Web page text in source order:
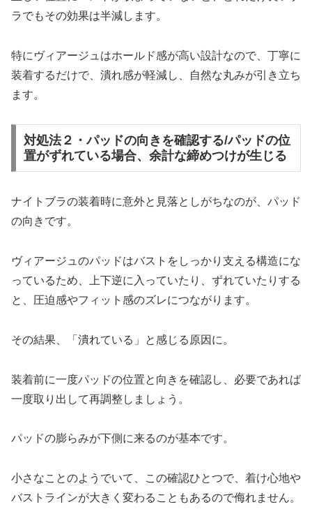
ラでもその効果は半減します。
特にヴィアージュはホールド感が高い設計なので、丁寧に
装着するだけで、潰れ感が軽減し、自然な丸みが引き立ち
ます。
対処法２・パッドの向きを確認する/パッドの位
置がずれている場合、余計な締めつけが生じる
ナイトブラの装着時に意外と見落としがちなのが、パッド
の向きです。
ヴィアージュのパッドはバストをしっかり支える構造にな
っているため、上下逆に入っていたり、ずれていたりする
と、圧迫感やフィット感のズレにつながります。
その結果、「潰れている」と感じる原因に。
装着前に一度パッドの位置と向きを確認し、必要であれば
一度取り出して再調整しましょう。
パッドの膨らみが下側に来るのが基本です。
小さなことのようでいて、この確認ひとつで、着け心地や
バストラインが大きく変わることもあるので侮れません。